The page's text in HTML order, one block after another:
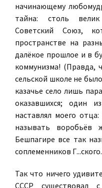
начинающему
тайна: столь
Советский Союз,
пространстве на
далёкое прошлое и в
коммунизма! (Правда,
сельской школе не
казачье село лишь
оказавшихся; один
наставлял моего
называть воробьёв
Бешпагире все так
соплеменников
Так что ничего
СССР существовал